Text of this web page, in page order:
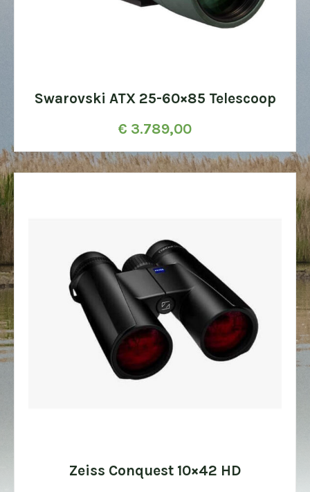
Swarovski ATX 25-60×85 Telescoop
€ 3.789,00
Zeiss Conquest 10×42 HD